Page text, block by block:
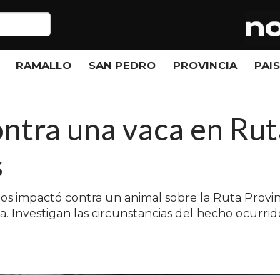
RAMALLO SAN PEDRO PROVINCIA PAIS
una vaca en
impactó contra un animal sobre la Ruta
Investigan las circunstancias del hecho